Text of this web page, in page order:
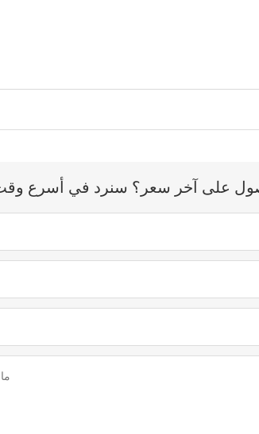
على آخر سعر؟ سنرد في أسرع وقت